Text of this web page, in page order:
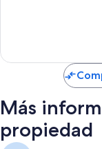
Más
propiedad